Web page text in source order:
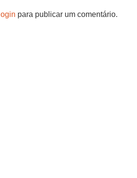
login para publicar um comentário.